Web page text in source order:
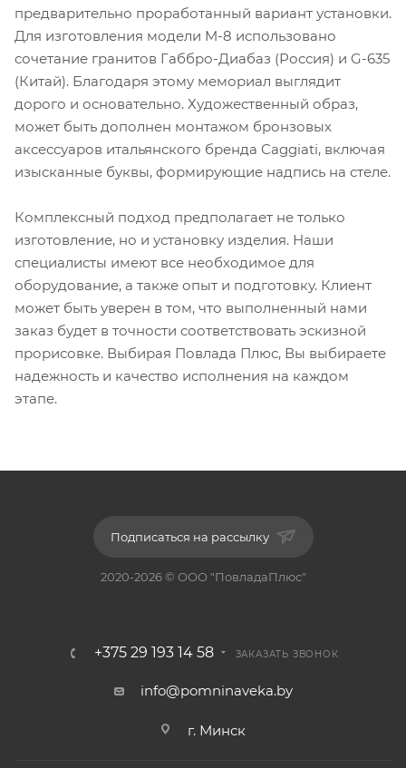
предварительно проработанный вариант установки.
Для изготовления модели M-8 использовано
сочетание гранитов Габбро-Диабаз (Россия) и G-635
(Китай). Благодаря этому мемориал выглядит
дорого и основательно. Художественный образ,
может быть дополнен монтажом бронзовых
аксессуаров итальянского бренда Caggiati, включая
изысканные буквы, формирующие надпись на стеле.
Комплексный подход предполагает не только
изготовление, но и установку изделия. Наши
специалисты имеют все необходимое для
оборудование, а также опыт и подготовку. Клиент
может быть уверен в том, что выполненный нами
заказ будет в точности соответствовать эскизной
прорисовке. Выбирая Повлада Плюс, Вы выбираете
надежность и качество исполнения на каждом
этапе.
Подписаться на рассылку
2020-2026 © ООО "ПовладаПлюс"
+375 29 193 14 58 ЗАКАЗАТЬ ЗВОНОК
info@pomninaveka.by
г. Минск